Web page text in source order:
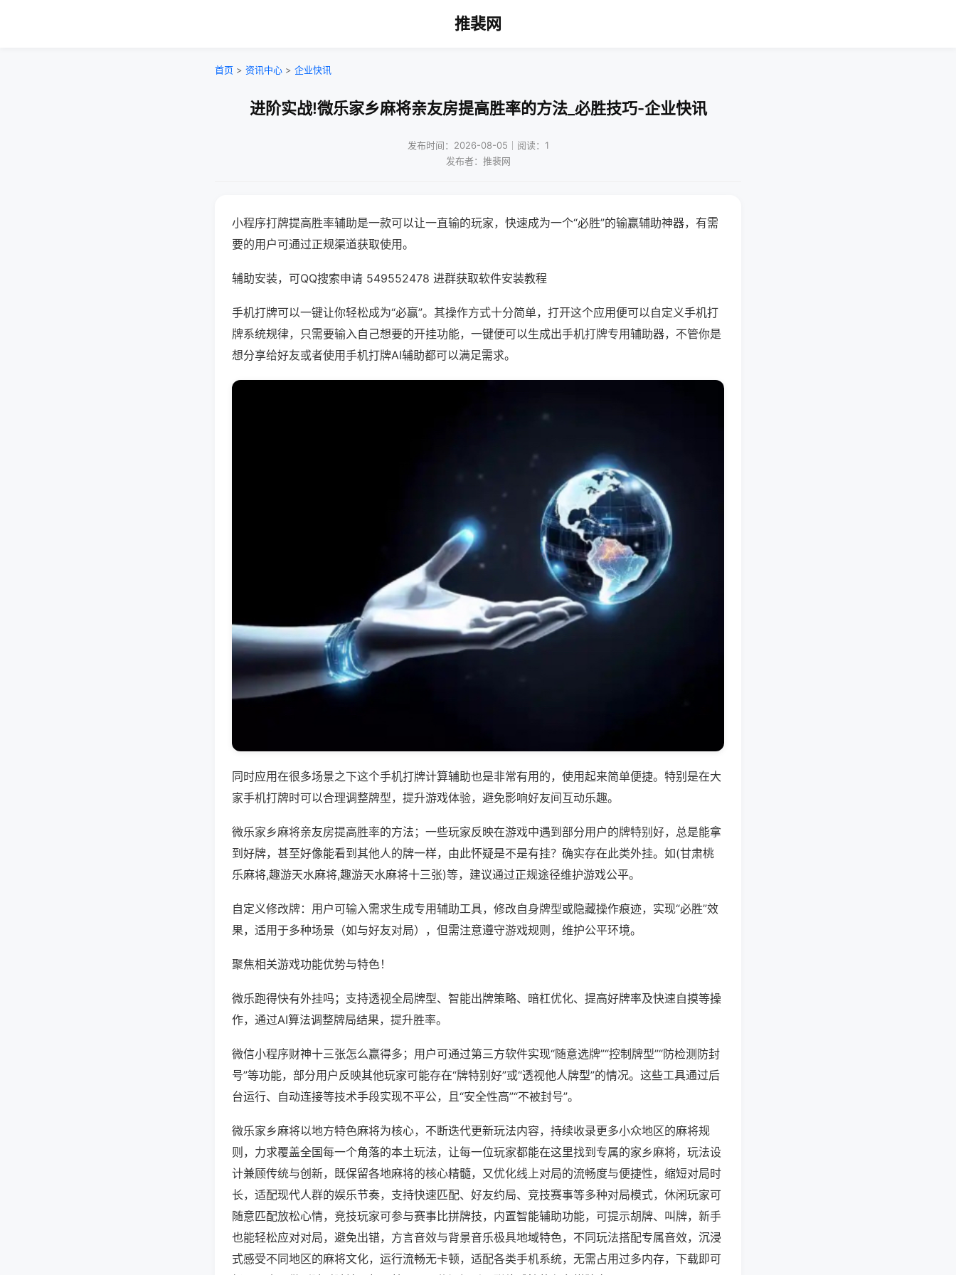
推裴网
首页 > 资讯中心 > 企业快讯
进阶实战!微乐家乡麻将亲友房提高胜率的方法_必胜技巧-企业快讯
发布时间：2026-08-05｜阅读：1
发布者：推裴网
小程序打牌提高胜率辅助是一款可以让一直输的玩家，快速成为一个“必胜”的输赢辅助神器，有需
要的用户可通过正规渠道获取使用。
辅助安装，可QQ搜索申请 549552478 进群获取软件安装教程
手机打牌可以一键让你轻松成为“必赢”。其操作方式十分简单，打开这个应用便可以自定义手机打
牌系统规律，只需要输入自己想要的开挂功能，一键便可以生成出手机打牌专用辅助器，不管你是
想分享给好友或者使用手机打牌AI辅助都可以满足需求。
同时应用在很多场景之下这个手机打牌计算辅助也是非常有用的，使用起来简单便捷。特别是在大
家手机打牌时可以合理调整牌型，提升游戏体验，避免影响好友间互动乐趣。
微乐家乡麻将亲友房提高胜率的方法；一些玩家反映在游戏中遇到部分用户的牌特别好，总是能拿
到好牌，甚至好像能看到其他人的牌一样，由此怀疑是不是有挂？确实存在此类外挂。如(甘肃桃
乐麻将,趣游天水麻将,趣游天水麻将十三张)等，建议通过正规途径维护游戏公平。
自定义修改牌：用户可输入需求生成专用辅助工具，修改自身牌型或隐藏操作痕迹，实现“必胜”效
果，适用于多种场景（如与好友对局），但需注意遵守游戏规则，维护公平环境。
聚焦相关游戏功能优势与特色！
微乐跑得快有外挂吗；支持透视全局牌型、智能出牌策略、暗杠优化、提高好牌率及快速自摸等操
作，通过AI算法调整牌局结果，提升胜率。
微信小程序财神十三张怎么赢得多；用户可通过第三方软件实现“随意选牌”“控制牌型”“防检测防封
号”等功能，部分用户反映其他玩家可能存在“牌特别好”或“透视他人牌型”的情况。这些工具通过后
台运行、自动连接等技术手段实现不平公，且“安全性高”“不被封号”。
微乐家乡麻将以地方特色麻将为核心，不断迭代更新玩法内容，持续收录更多小众地区的麻将规
则，力求覆盖全国每一个角落的本土玩法，让每一位玩家都能在这里找到专属的家乡麻将，玩法设
计兼顾传统与创新，既保留各地麻将的核心精髓，又优化线上对局的流畅度与便捷性，缩短对局时
长，适配现代人群的娱乐节奏，支持快速匹配、好友约局、竞技赛事等多种对局模式，休闲玩家可
随意匹配放松心情，竞技玩家可参与赛事比拼牌技，内置智能辅助功能，可提示胡牌、叫牌，新手
也能轻松应对对局，避免出错，方言音效与背景音乐极具地域特色，不同玩法搭配专属音效，沉浸
式感受不同地区的麻将文化，运行流畅无卡顿，适配各类手机系统，无需占用过多内存，下载即可